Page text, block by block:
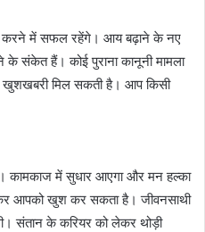
में सफल रहेंगे। आय बढ़ाने के नए
संकेत हैं। कोई पुराना कानूनी मामला
मिल सकती है। आप किसी
में सुधार आएगा और मन हल्का
आपको खुश कर सकता है। जीवनसाथी
संतान के करियर को लेकर थोड़ी